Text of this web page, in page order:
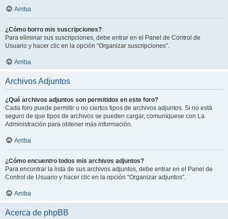
Arriba
¿Cómo borro mis suscripciones?
Para eliminar sus suscripciones, debe entrar en el Panel de Control de
Usuario y hacer clic en la opción “Organizar suscripciones”.
Arriba
Archivos Adjuntos
¿Qué archivos adjuntos son permitidos en este foro?
Cada foro puede permitir o no ciertos tipos de archivos adjuntos. Si no está
seguro de que tipos de archivos se pueden cargar, comuníquese con La
Administración para obtener más información.
Arriba
¿Cómo encuentro todos mis archivos adjuntos?
Para encontrar la lista de sus archivos adjuntos, debe entrar en el Panel de
Control de Usuario y hacer clic en la opción “Organizar adjuntos”.
Arriba
Acerca de phpBB